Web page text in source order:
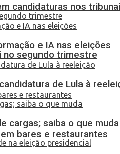
no segundo trimestre
bares e restaurantes
candidaturas nos
e IA nas eleições
de Lula à
cargas; saiba o que muda